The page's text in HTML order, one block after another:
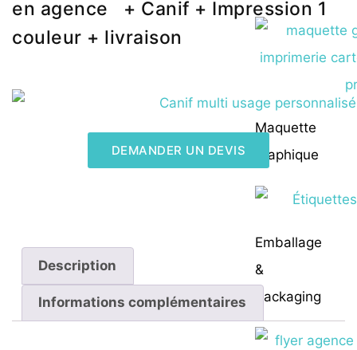
Maquette
graphique
Emballage
&
Packaging
DEMANDER UN DEVIS
en agence + Canif + Impression 1
couleur + livraison
Description
Informations complémentaires